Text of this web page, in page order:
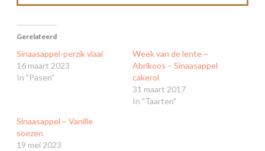
Gerelateerd
Sinaasappel-perzik vlaai
16 maart 2023
In "Pasen"
Week van de lente ~
Abrikoos – Sinaasappel
cakerol
31 maart 2017
In "Taarten"
Sinaasappel – Vanille
soezen
19 mei 2023